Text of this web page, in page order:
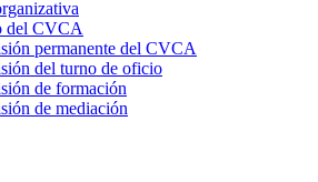
del CVCA
permanente del CVCA
del turno de oficio
de formación
de mediación